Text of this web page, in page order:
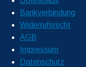
Bankverbindung
Widerrufsrecht
AGB
Impressum
Datenschutz